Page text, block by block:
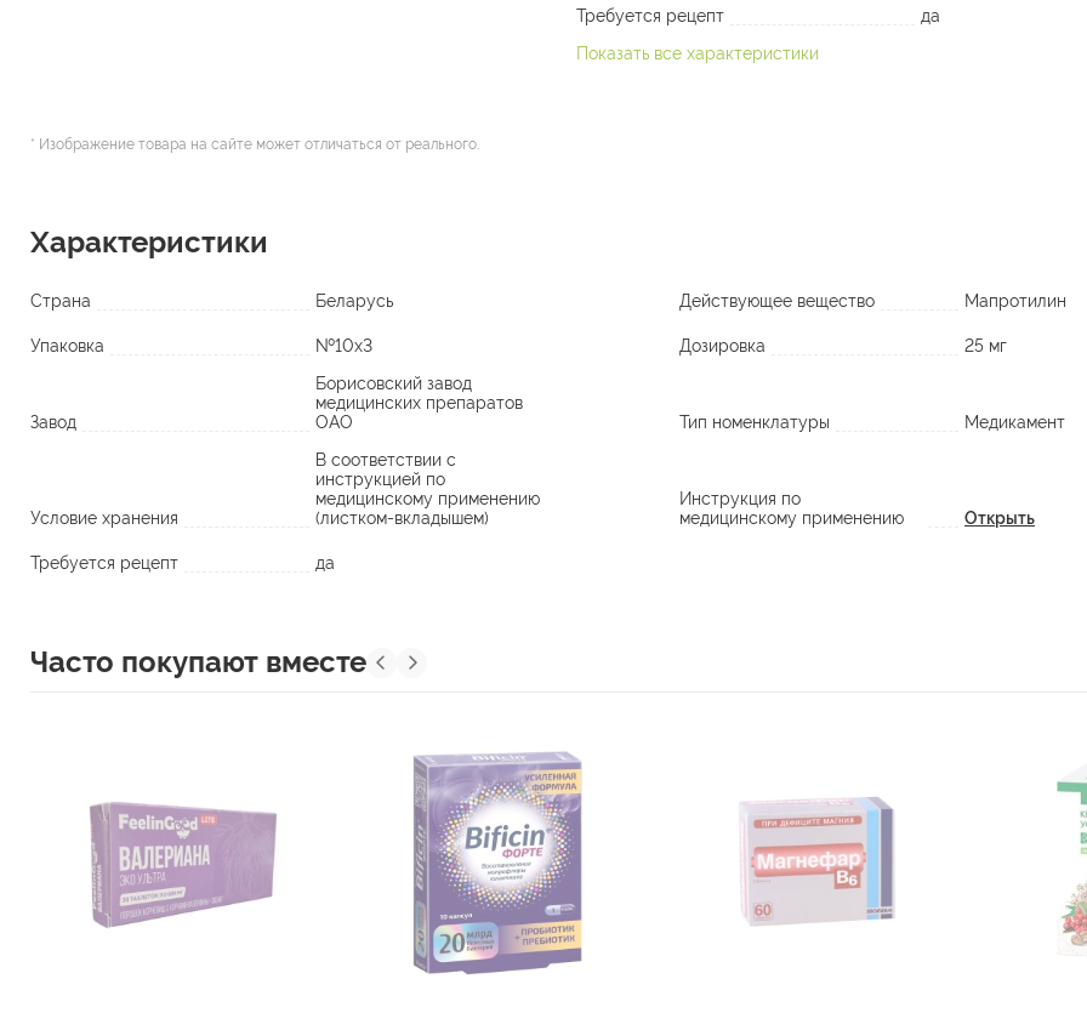
* Изображение товара на сайте может отличаться от реального.
Требуется рецепт
да
Показать все характеристики
Характеристики
Страна Беларусь Действующее вещество Мапротилин
Упаковка №10х3 Дозировка 25 мг
Завод
Борисовский завод
медицинских препаратов
ОАО
Тип номенклатуры Медикамент
Условие хранения
В соответствии с
инструкцией по
медицинскому применению
(листком-вкладышем)
Инструкция по
медицинскому применению
Открыть
Требуется рецепт да
Часто покупают вместе